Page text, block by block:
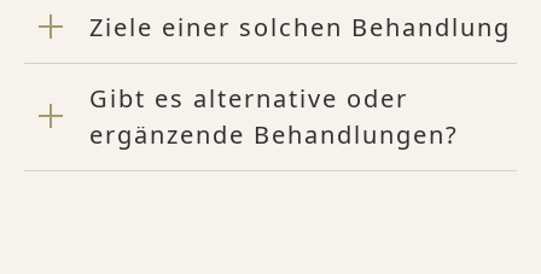
Ziele einer solchen Behandlung
Gibt es alternative oder
ergänzende Behandlungen?